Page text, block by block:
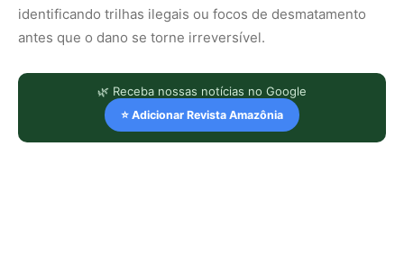
identificando trilhas ilegais ou focos de desmatamento
antes que o dano se torne irreversível.
🌿 Receba nossas notícias no Google
⭐ Adicionar Revista Amazônia